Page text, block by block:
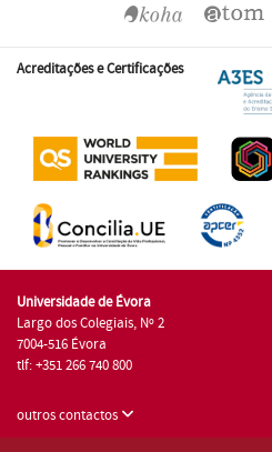
Acreditações e Certificações
Universidade de Évora
Largo dos Colegiais, Nº 2
7004-516 Évora
tlf: +351 266 740 800
outros contactos